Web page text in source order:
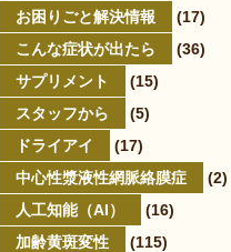
お困りごと解決情報
(17)
こんな症状が出たら
(36)
サプリメント
(15)
スタッフから
(5)
ドライアイ
(17)
中心性漿液性網脈絡膜症
(2)
人工知能（AI）
(16)
加齢黄斑変性
(115)